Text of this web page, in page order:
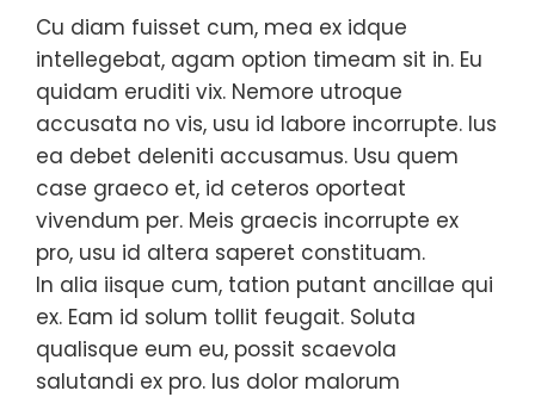
Cu diam fuisset cum, mea ex idque
intellegebat, agam option timeam sit in. Eu
quidam eruditi vix. Nemore utroque
accusata no vis, usu id labore incorrupte. Ius
ea debet deleniti accusamus. Usu quem
case graeco et, id ceteros oporteat
vivendum per. Meis graecis incorrupte ex
pro, usu id altera saperet constituam.
In alia iisque cum, tation putant ancillae qui
ex. Eam id solum tollit feugait. Soluta
qualisque eum eu, possit scaevola
salutandi ex pro. Ius dolor malorum